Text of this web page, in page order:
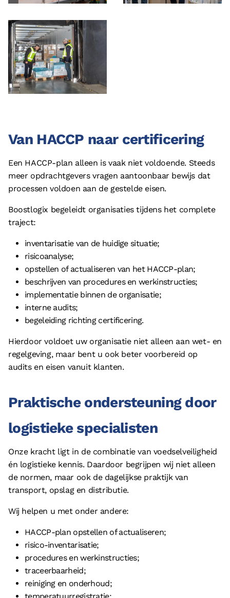
Van HACCP naar certificering
Een HACCP-plan alleen is vaak niet voldoende. Steeds
meer opdrachtgevers vragen aantoonbaar bewijs dat
processen voldoen aan de gestelde eisen.
Boostlogix begeleidt organisaties tijdens het complete
traject:
inventarisatie van de huidige situatie;
risicoanalyse;
opstellen of actualiseren van het HACCP-plan;
beschrijven van procedures en werkinstructies;
implementatie binnen de organisatie;
interne audits;
begeleiding richting certificering.
Hierdoor voldoet uw organisatie niet alleen aan wet- en
regelgeving, maar bent u ook beter voorbereid op
audits en eisen vanuit klanten.
Praktische ondersteuning door
logistieke specialisten
Onze kracht ligt in de combinatie van voedselveiligheid
én logistieke kennis. Daardoor begrijpen wij niet alleen
de normen, maar ook de dagelijkse praktijk van
transport, opslag en distributie.
Wij helpen u met onder andere:
HACCP-plan opstellen of actualiseren;
risico-inventarisatie;
procedures en werkinstructies;
traceerbaarheid;
reiniging en onderhoud;
temperatuurregistratie;